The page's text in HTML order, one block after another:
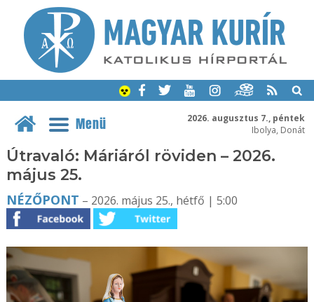
2026. augusztus 7., péntek
Ibolya, Donát
Menü
Útravaló: Máriáról röviden – 2026.
május 25.
NÉZŐPONT – 2026. május 25., hétfő | 5:00